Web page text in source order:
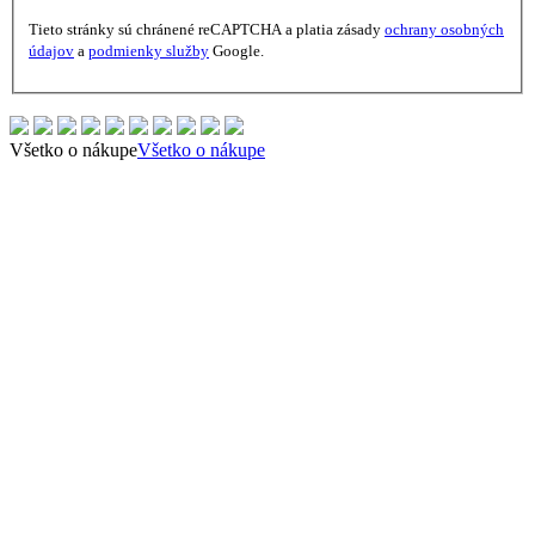
Tieto stránky sú chránené reCAPTCHA a platia zásady ochrany osobných
údajov a podmienky služby Google.
Všetko o nákupeVšetko o nákupe